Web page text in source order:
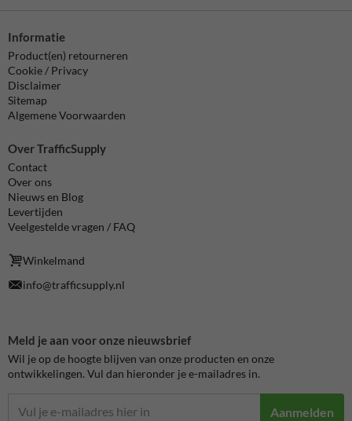
Informatie
Product(en) retourneren
Cookie / Privacy
Disclaimer
Sitemap
Algemene Voorwaarden
Over TrafficSupply
Contact
Over ons
Nieuws en Blog
Levertijden
Veelgestelde vragen / FAQ
Winkelmand
info@trafficsupply.nl
Meld je aan voor onze nieuwsbrief
Wil je op de hoogte blijven van onze producten en onze
ontwikkelingen. Vul dan hieronder je e-mailadres in.
Aanmelden